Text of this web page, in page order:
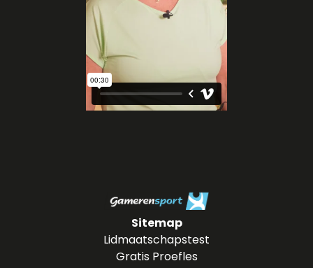
Sitemap
Lidmaatschapstest
Gratis Proefles